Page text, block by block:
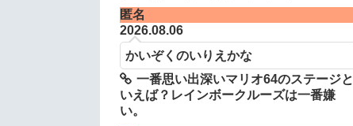
匿名
2026.08.06
かいぞくのいりえかな
一番思い出深いマリオ64のステージと
いえば？レインボークルーズは一番嫌
い。